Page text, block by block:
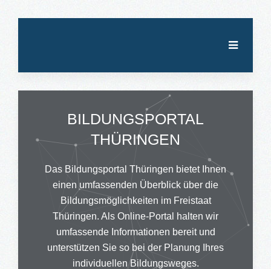
BILDUNGSPORTAL
THÜRINGEN
Das Bildungsportal Thüringen bietet Ihnen
einen umfassenden Überblick über die
Bildungsmöglichkeiten im Freistaat
Thüringen. Als Online-Portal halten wir
umfassende Informationen bereit und
unterstützen Sie so bei der Planung Ihres
individuellen Bildungsweges.